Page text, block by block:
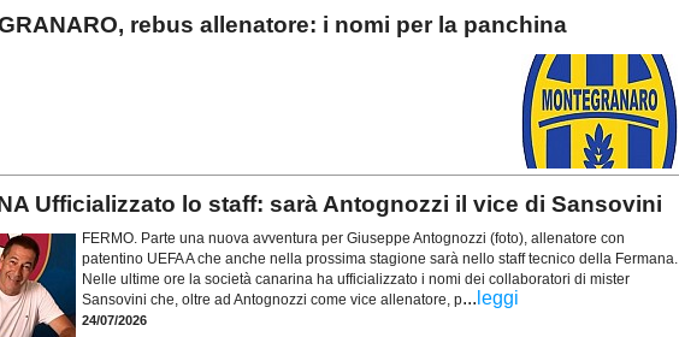
rebus allenatore: i nomi per la panchina
Ufficializzato lo staff: sarà Antognozzi il vice di Sansovini
FERMO. Parte una nuova avventura per Giuseppe Antognozzi (foto), allenatore con
patentino UEFA A che anche nella prossima stagione sarà nello staff tecnico della Fermana.
Nelle ultime ore la società canarina ha ufficializzato i nomi dei collaboratori di mister
Sansovini che, oltre ad Antognozzi come vice allenatore, p... leggi
24/07/2026